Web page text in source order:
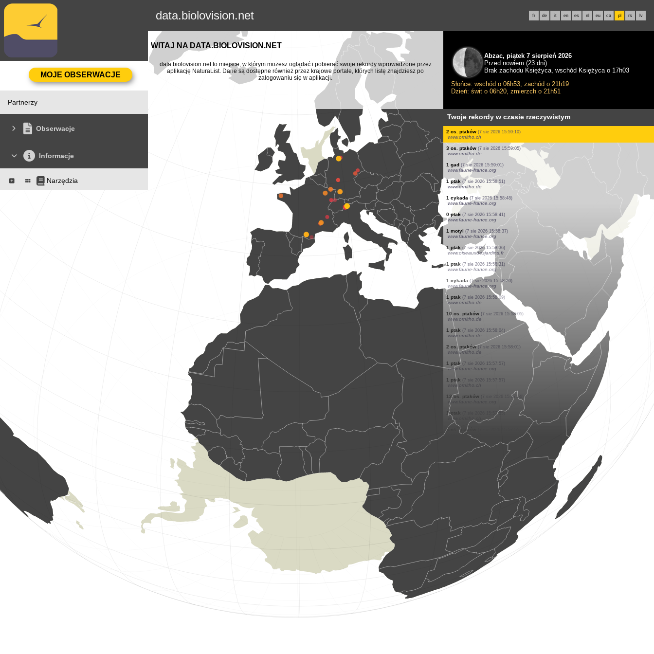
data.biolovision.net fr de it en es nl eu ca pl rs lv
Partnerzy
Obserwacje
Informacje
Narzędzia
WITAJ NA DATA.BIOLOVISION.NET
data.biolovision.net to miejsce, w którym możesz oglądać i pobierać swoje rekordy wprowadzone przez
aplikację NaturaList. Dane są dostępne również przez krajowe portale, których listę znajdziesz po
zalogowaniu się w aplikacji.
Abzac, piątek 7 sierpień 2026
Przed nowiem (23 dni)
Brak zachodu Księżyca, wschód Księżyca o 17h03
Słońce: wschód o 06h53, zachód o 21h19
Dzień: świt o 06h20, zmierzch o 21h51
Twoje rekordy w czasie rzeczywistym
4 os. ptaków (7 sie 2026 15:59:19)
www.faune-france.org
7 os. ptaków (7 sie 2026 15:59:19)
www.faune-france.org
1 ptak (7 sie 2026 15:59:19)
www.faune-france.org
1 ptak (7 sie 2026 15:59:19)
www.faune-france.org
1 ptak (7 sie 2026 15:59:19)
www.faune-france.org
1 ptak (7 sie 2026 15:59:19)
www.faune-france.org
1 ptak (7 sie 2026 15:59:19)
www.faune-france.org
1 ćma (7 sie 2026 15:59:14)
www.faune-france.org
2 os. ptaków (7 sie 2026 15:59:10)
www.ornitho.ch
3 os. ptaków (7 sie 2026 15:59:05)
www.ornitho.de
1 gad (7 sie 2026 15:59:01)
www.faune-france.org
1 ptak (7 sie 2026 15:58:51)
www.ornitho.de
1 cykada (7 sie 2026 15:58:48)
www.faune-france.org
0 ptak (7 sie 2026 15:58:41)
www.faune-france.org
1 motyl (7 sie 2026 15:58:37)
www.faune-france.org
1 ptak (7 sie 2026 15:58:36)
www.oiseauxdesjardins.fr
1 ptak (7 sie 2026 15:58:31)
www.faune-france.org
1 cykada (7 sie 2026 15:58:20)
www.faune-france.org
1 ptak (7 sie 2026 15:58:09)
www.ornitho.de
(7 sie 2026 15:58:05)
www.ornitho.de
1 ptak (7 sie 2026 15:58:04)
(7 sie 2026 15:58:01)
(7 sie 2026 15:57:57)
(7 sie 2026 15:57:57)
www.ornitho.ch
12 os. ptaków (7 sie 2026 15:57:56)
www.faune-france.org
1 ptak (7 sie 2026 15:57:55)
www.ornitho.ch
2 os. ptaków (7 sie 2026 15:57:55)
www.ornitho.ch
10 os. ptaków
www.ornitho.ch